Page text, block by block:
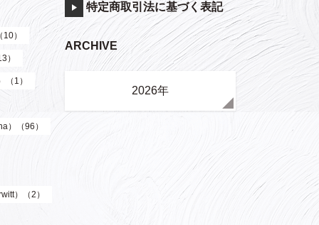
）
）
1）
）（96）
）（2）
特定商取引法に基づく表記
ARCHIVE
2026年